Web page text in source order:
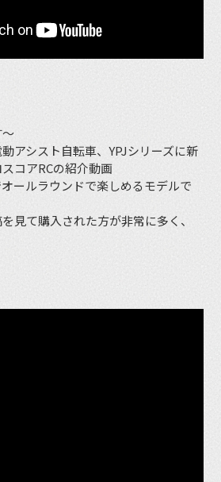
アシスト自転車、YPJシリーズに新
コアRCの紹介動画
ールラウンドで楽しめるモデルで
見て購入された方が非常に多く、